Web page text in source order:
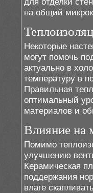
на общий
Некоторые
могут помочь
актуально в
температуру в
Правильная
оптимальный
материалов и
Влияние на
Помимо
улучшению
Керамическая
поддержания
влаге